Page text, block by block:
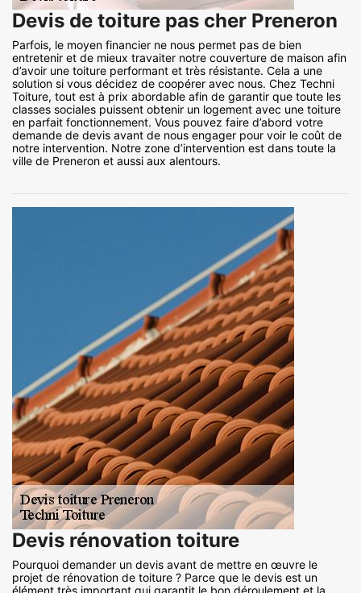
Devis de toiture pas cher Preneron
Parfois, le moyen financier ne nous permet pas de bien
entretenir et de mieux travaiter notre couverture de maison afin
d’avoir une toiture performant et très résistante. Cela a une
solution si vous décidez de coopérer avec nous. Chez Techni
Toiture, tout est à prix abordable afin de garantir que toute les
classes sociales puissent obtenir un logement avec une toiture
en parfait fonctionnement. Vous pouvez faire d’abord votre
demande de devis avant de nous engager pour voir le coût de
notre intervention. Notre zone d’intervention est dans toute la
ville de Preneron et aussi aux alentours.
Devis rénovation toiture
Pourquoi demander un devis avant de mettre en œuvre le
projet de rénovation de toiture ? Parce que le devis est un